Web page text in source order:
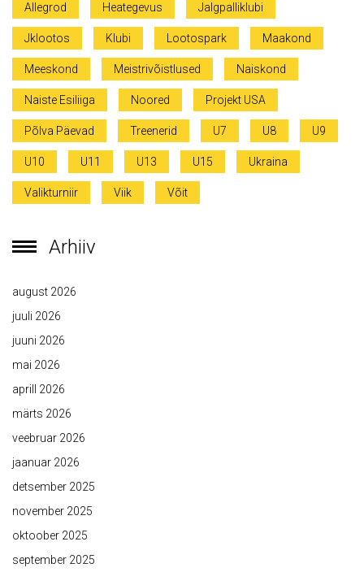
Allegrod Heategevus Jalgpalliklubi
Jklootos Klubi Lootospark Maakond
Meeskond Meistrivõistlused Naiskond
Naiste Esiliiga Noored Projekt USA
Põlva Päevad Treenerid U7 U8 U9
U10 U11 U13 U15 Ukraina
Valikturniir Viik Võit
Arhiiv
august 2026
juuli 2026
juuni 2026
mai 2026
aprill 2026
märts 2026
veebruar 2026
jaanuar 2026
detsember 2025
november 2025
oktoober 2025
september 2025